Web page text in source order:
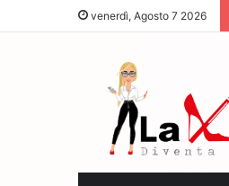
venerdì, Agosto 7 2026